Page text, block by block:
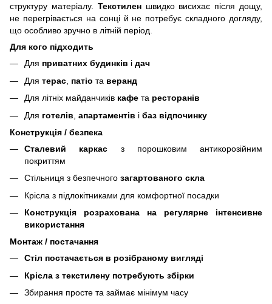
структуру матеріалу. Текстилен швидко висихає після дощу,
не перегрівається на сонці й не потребує складного догляду,
що особливо зручно в літній період.
Для кого підходить
Для приватних будинків і дач
Для терас патіо та веранд
Для літніх майданчиків кафе та ресторанів
Для готелів апартаментів і баз відпочинку
Конструкція / безпека
Сталевий каркас з порошковим антикорозійним
покриттям
Стільниця з безпечного загартованого скла
Крісла з підлокітниками для комфортної посадки
Конструкція розрахована на регулярне інтенсивне
використання
Монтаж / постачання
Стіл постачається в розібраному вигляді
Крісла з текстилену потребують збірки
Збирання просте та займає мінімум часу